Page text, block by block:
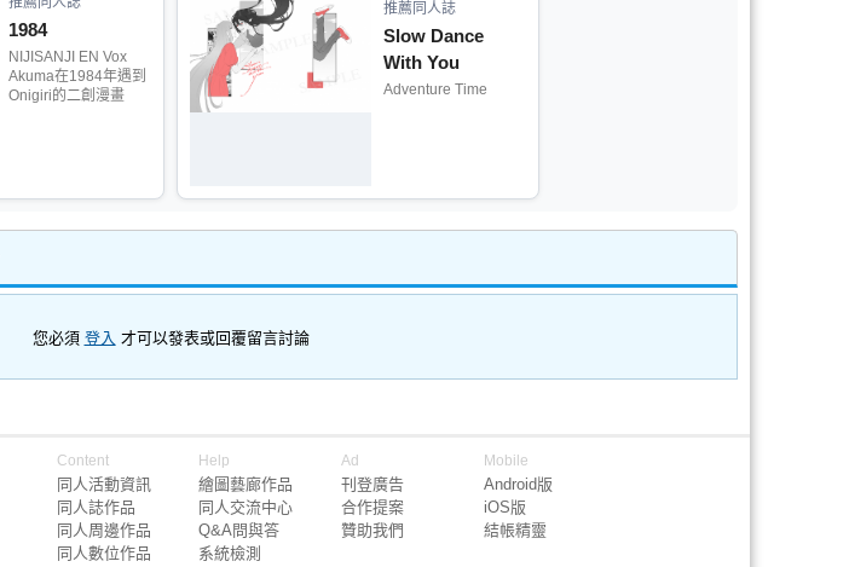
1984
NIJISANJI EN Vox
Akuma在1984年遇到
Onigiri的二創漫畫
推薦同人誌
Slow Dance
With You
Adventure Time
您必須 登入 才可以發表或回覆留言討論
Content
同人活動資訊
同人誌作品
同人周邊作品
同人數位作品
Help
繪圖藝廊作品
同人交流中心
Q&A問與答
系統檢測
Ad
刊登廣告
合作提案
贊助我們
Mobile
Android版
iOS版
結帳精靈